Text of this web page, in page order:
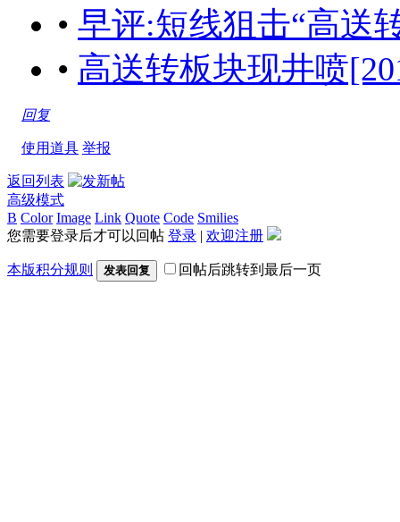
• 早评:短线狙击“高送
• 高送转板块现井喷
回复
使用道具 举报
返回列表
高级模式
B Color Image Link Quote Code Smilies
您需要登录后才可以回帖 登录 | 欢迎注册
本版积分规则 发表回复 回帖后跳转到最后一页